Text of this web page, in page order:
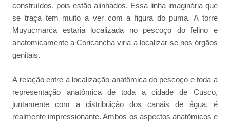
construídos, pois estão alinhados. Essa linha imaginária que
se traça tem muito a ver com a figura do puma. A torre
Muyucmarca estaria localizada no pescoço do felino e
anatomicamente a Coricancha viria a localizar-se nos órgãos
genitais.
A relação entre a localização anatômica do pescoço e toda a
representação anatômica de toda a cidade de Cusco,
juntamente com a distribuição dos canais de água, é
realmente impressionante. Ambos os aspectos anatômicos e